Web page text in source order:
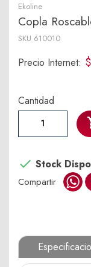
Ekoline
Copla
SKU 610010
Precio Internet:
Cantidad
 Stock
Compartir